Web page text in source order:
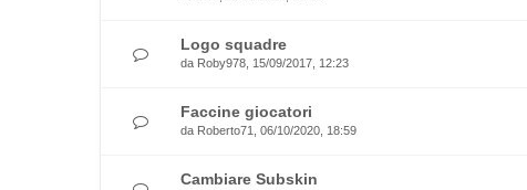
Logo squadre
da Roby978 , 15/09/2017, 12:23
Faccine giocatori
da Roberto71 , 06/10/2020, 18:59
Cambiare Subskin